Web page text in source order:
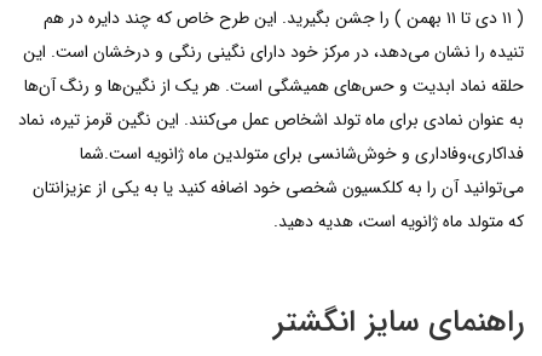
( ۱۱ دی تا ۱۱ بهمن ) را جشن بگیرید. این طرح خاص که چند دایره در هم
تنیده را نشان می‌دهد، در مرکز خود دارای نگینی رنگی و درخشان است. این
حلقه نماد ابدیت و حس‌های همیشگی است. هر یک از نگین‌ها و رنگ آن‌ها
به عنوان نمادی برای ماه تولد اشخاص عمل می‌کنند. این نگین قرمز تیره، نماد
فداکاری،وفاداری و خوش‌شانسی برای متولدین ماه ژانویه است.شما
می‌توانید آن را به کلکسیون شخصی خود اضافه کنید یا به یکی از عزیزانتان
که متولد ماه ژانویه است، هدیه دهید.
راهنمای سایز انگشتر